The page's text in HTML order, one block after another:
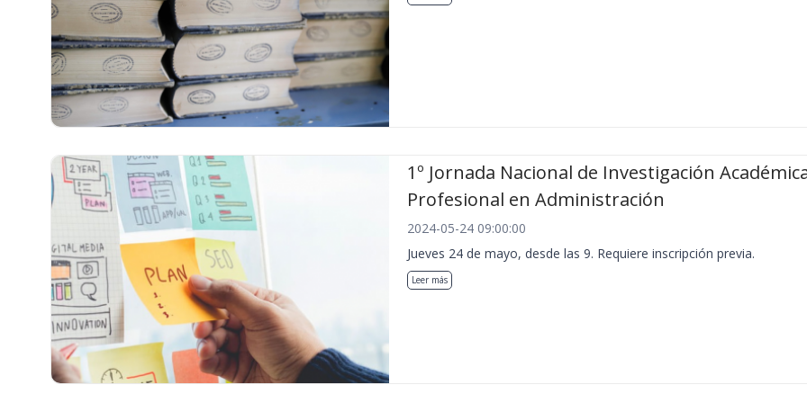
1º Jornada Nacional de Investigación
Profesional en Administración
2024-05-24 09:00:00
Jueves 24 de mayo, desde las 9. Requiere inscripción previa.
Leer más